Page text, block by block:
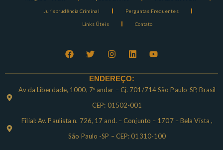
Jurisprudência Criminal Perguntas Frequentes
Links Úteis Contato
ENDEREÇO:
Av da Liberdade, 1000, 7º andar – Cj. 701/714 São Paulo-SP, Brasil
CEP: 01502-001
Filial: Av. Paulista n. 726, 17 and. – Conjunto – 1707 – Bela Vista ,
São Paulo -SP – CEP: 01310-100